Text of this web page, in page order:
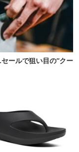
ールで狙い目の“クー